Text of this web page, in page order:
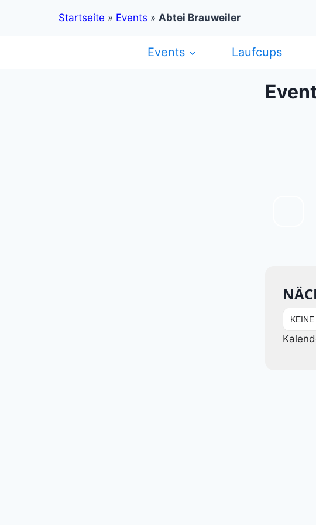
Startseite » Events » Abtei Brauweiler
Events Laufcups